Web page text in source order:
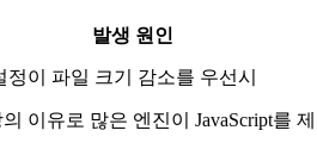
발생 원인
정이 파일 크기 감소를 우선시
이유로 많은 엔진이 JavaScript를 제